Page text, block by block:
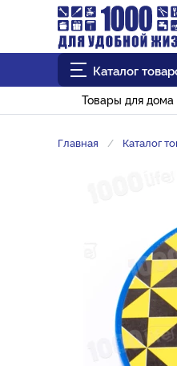
Каталог
Товары для дома
Главная Каталог